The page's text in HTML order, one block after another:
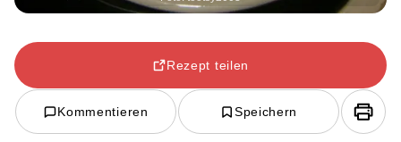
Rezept teilen
Kommentieren Speichern